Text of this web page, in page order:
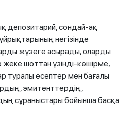
депозитарий, сондай-ақ
негізінде
жүзеге асырады, оларды
жеке шоттан үзінді-көшірме,
туралы есептер мен бағалы
эмитенттердің,
сұраныстары бойынша басқа